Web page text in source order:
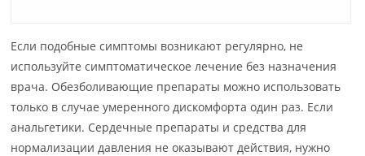
Если подобные симптомы возникают регулярно, не
используйте симптоматическое лечение без назначения
врача. Обезболивающие препараты можно использовать
только в случае умеренного дискомфорта один раз. Если
анальгетики. Сердечные препараты и средства для
нормализации давления не оказывают действия, нужно